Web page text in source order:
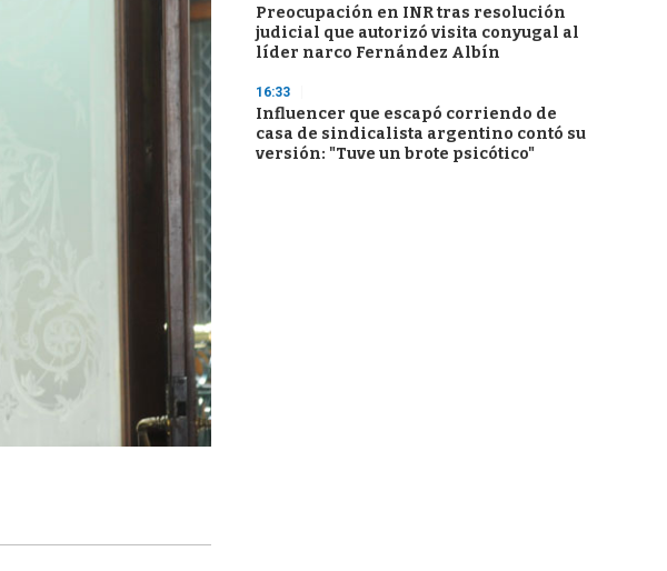
Preocupación en INR tras resolución
judicial que autorizó visita conyugal al
líder narco Fernández Albín
16:33
Influencer que escapó corriendo de
casa de sindicalista argentino contó su
versión: "Tuve un brote psicótico"